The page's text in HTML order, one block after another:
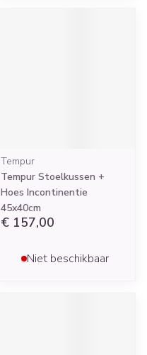
Tempur
Tempur Stoelkussen +
Hoes Incontinentie
45x40cm
€ 157,00
Niet beschikbaar